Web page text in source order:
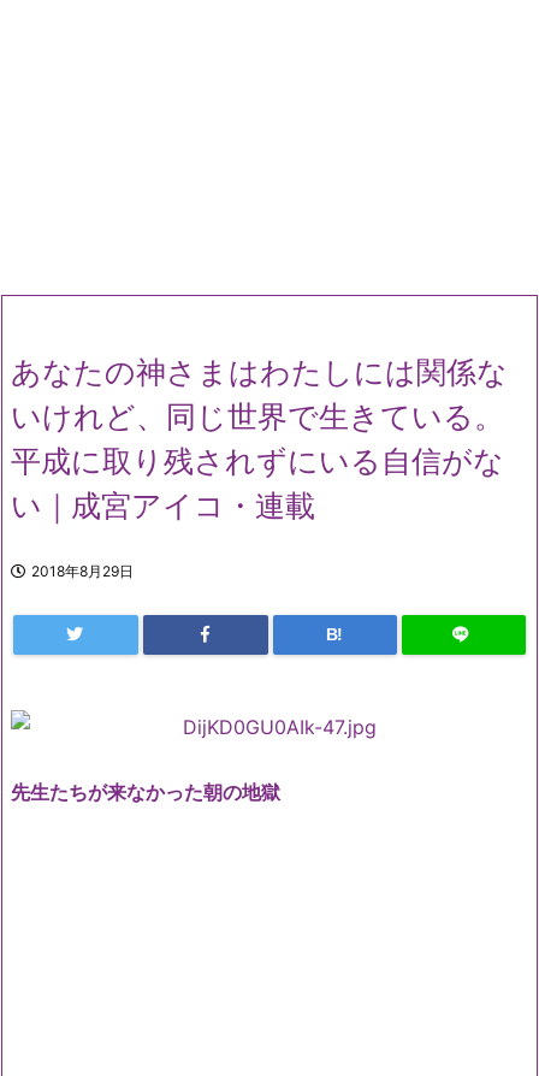
あなたの神さまはわたしには関係な
いけれど、同じ世界で生きている。
平成に取り残されずにいる自信がな
い｜成宮アイコ・連載
2018年8月29日
B!
先生たちが来なかった朝の地獄